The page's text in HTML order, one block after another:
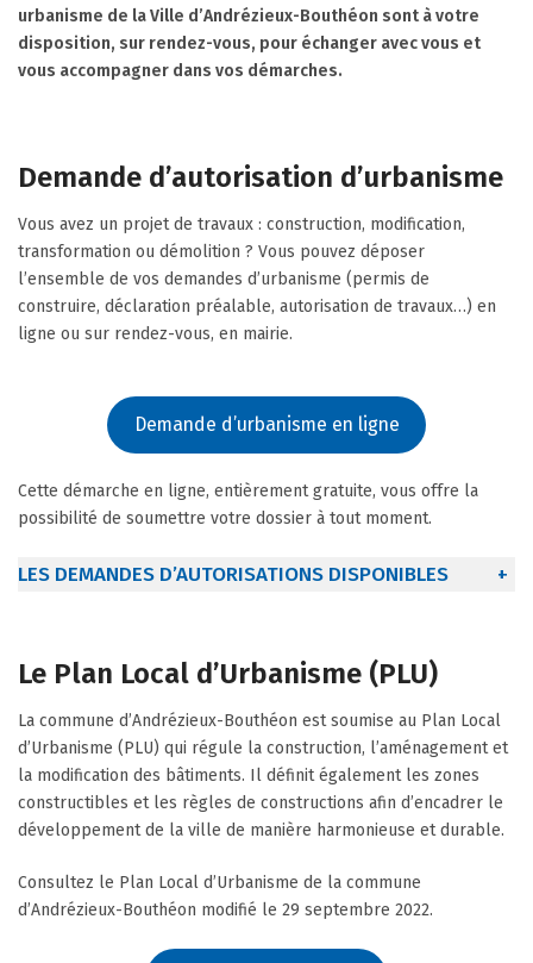
urbanisme de la Ville d’Andrézieux-Bouthéon sont à votre
disposition, sur rendez-vous, pour échanger avec vous et
vous accompagner dans vos démarches.
Demande d’autorisation d’urbanisme
Vous avez un projet de travaux : construction, modification,
transformation ou démolition ? Vous pouvez déposer
l’ensemble de vos demandes d’urbanisme (permis de
construire, déclaration préalable, autorisation de travaux…) en
ligne ou sur rendez-vous, en mairie.
Demande d’urbanisme en ligne
Cette démarche en ligne, entièrement gratuite, vous offre la
possibilité de soumettre votre dossier à tout moment.
LES DEMANDES D’AUTORISATIONS DISPONIBLES +
Le Plan Local d’Urbanisme (PLU)
La commune d’Andrézieux-Bouthéon est soumise au Plan Local
d’Urbanisme (PLU) qui régule la construction, l’aménagement et
la modification des bâtiments. Il définit également les zones
constructibles et les règles de constructions afin d’encadrer le
développement de la ville de manière harmonieuse et durable.
Consultez le Plan Local d’Urbanisme de la commune
d’Andrézieux-Bouthéon modifié le 29 septembre 2022.